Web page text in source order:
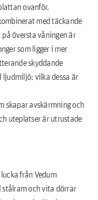
ovanför.
med täckande
översta våningen är
som ligger i mer
skyddande
ljudmiljö; vilka dessa är
skapar avskärmning och
uteplatser är utrustade
från Vedum
och vita dörrar